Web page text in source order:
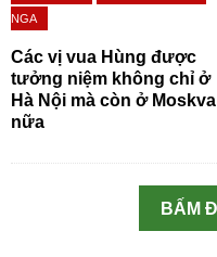
NGA
Các vị vua Hùng được
tưởng niệm không chỉ ở
Hà Nội mà còn ở Moskva
nữa
BẤM